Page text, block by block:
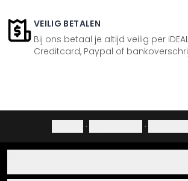
VEILIG BETALEN
Bij ons betaal je altijd veilig per
Creditcard, Paypal of
· ·